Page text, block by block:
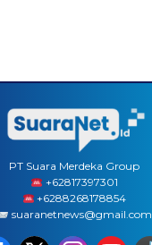
PT Suara Merdeka Group
‪+62817397301
+6288268178854
suaranetnews@gmail.com